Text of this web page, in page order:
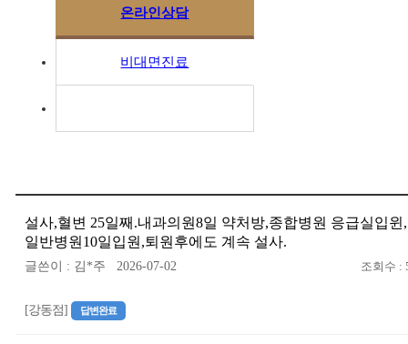
온라인상담
비대면진료
설사,혈변 25일째.내과의원8일 약처방,종합병원 응급실입윈,
일반병원10일입원,퇴원후에도 계속 설사.
글쓴이 : 김*주 2026-07-02 조회수 :
[강동점] 답변완료